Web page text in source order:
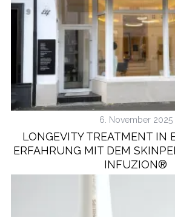
6. November 2025
LONGEVITY TREATMENT IN
ERFAHRUNG MIT DEM
INFUZION®